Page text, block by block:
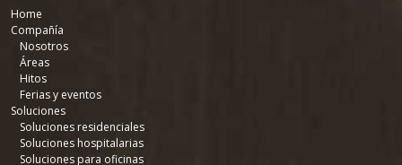
Home
Compañía
Nosotros
Áreas
Hitos
Ferias y eventos
Soluciones
Soluciones residenciales
Soluciones hospitalarias
Soluciones para oficinas